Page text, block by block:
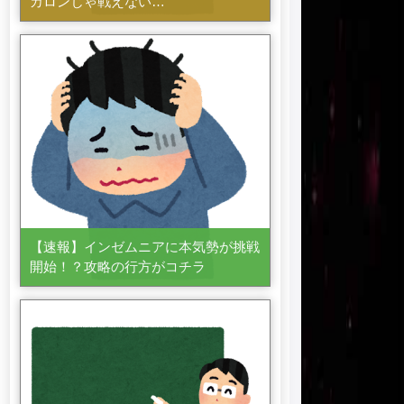
【速報】インゼムニアに本気勢が挑戦
開始！？攻略の行方がコチラ